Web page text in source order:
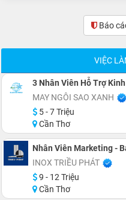
Báo
VIỆC
3 Nhân Viên Hỗ Trợ
MAY NGÔI SAO XANH
5 - 7 Triệu
Cần Thơ
Nhân Viên Marketing -
INOX TRIỀU PHÁT
9 - 12 Triệu
Cần Thơ